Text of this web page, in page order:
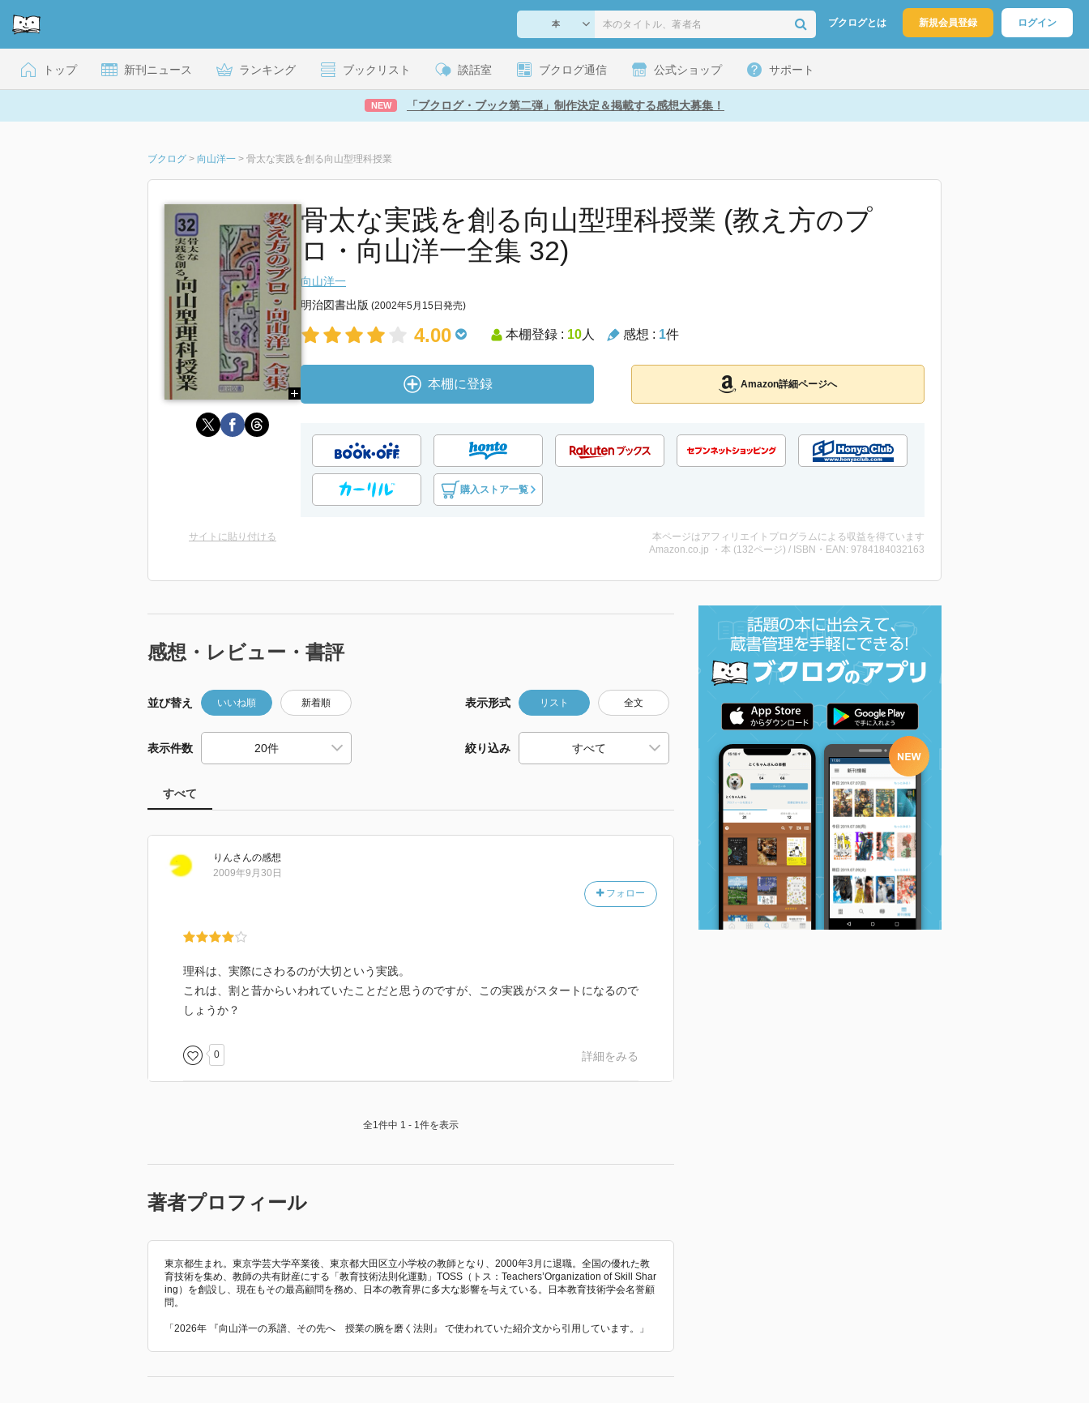
ブクログとは 新規会員登録 ログイン
トップ 新刊ニュース ランキング ブックリスト 談話室 ブクログ通信 公式ショップ サポート
NEW 「ブクログ・ブック第二弾」制作決定＆掲載する感想大募集！
ブクログ > 向山洋一 > 骨太な実践を創る向山型理科授業
骨太な実践を創る向山型理科授業 (教え方のプ
ロ・向山洋一全集 32)
向山洋一
明治図書出版 (2002年5月15日発売)
4.00 本棚登録 : 10人 感想 : 1件
本棚に登録 Amazon詳細ページへ
購入ストア一覧
サイトに貼り付ける
本ページはアフィリエイトプログラムによる収益を得ています
Amazon.co.jp ・本 (132ページ) / ISBN・EAN: 9784184032163
感想・レビュー・書評
並び替え いいね順 新着順 表示形式 リスト 全文
表示件数 絞り込み
すべて
りんさんの感想
フォロー
2009年9月30日
理科は、実際にさわるのが大切という実践。
これは、割と昔からいわれていたことだと思うのですが、この実践がスタートになるので
しょうか？
0 詳細をみる
全1件中 1 - 1件を表示
著者プロフィール
東京都生まれ。東京学芸大学卒業後、東京都大田区立小学校の教師となり、2000年3月に退職。全国の優れた教
育技術を集め、教師の共有財産にする「教育技術法則化運動」TOSS（トス：Teachers’Organization of Skill Shar
ing）を創設し、現在もその最高顧問を務め、日本の教育界に多大な影響を与えている。日本教育技術学会名誉顧
問。
「2026年 『向山洋一の系譜、その先へ 授業の腕を磨く法則』 で使われていた紹介文から引用しています。」